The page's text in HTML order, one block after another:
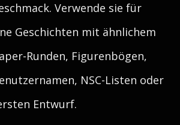
Verwende sie für
Geschichten mit ähnlichem
Runden, Figurenbögen,
NSC-Listen oder
Entwurf.